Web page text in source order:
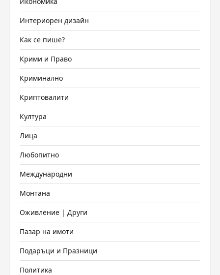
Интериорен дизайн
Как се пише?
Крими и Право
Криминално
Криптовалити
Култура
Лица
Любопитно
Международни
Монтана
Оживление | Други
Пазар на имоти
Подаръци и Празници
Политика